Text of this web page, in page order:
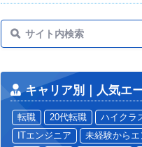
キャリア別｜人気エ
転職 20代転職 ハイクラ
ITエンジニア
未経験からエ